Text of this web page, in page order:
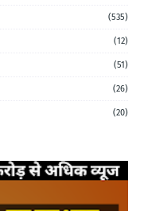
(535)
(12)
(51)
(26)
(20)